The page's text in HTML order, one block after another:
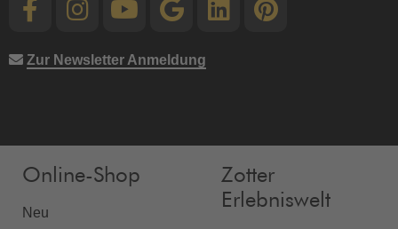
Zur Newsletter Anmeldung
Online-Shop
Neu
Zotter
Erlebniswelt